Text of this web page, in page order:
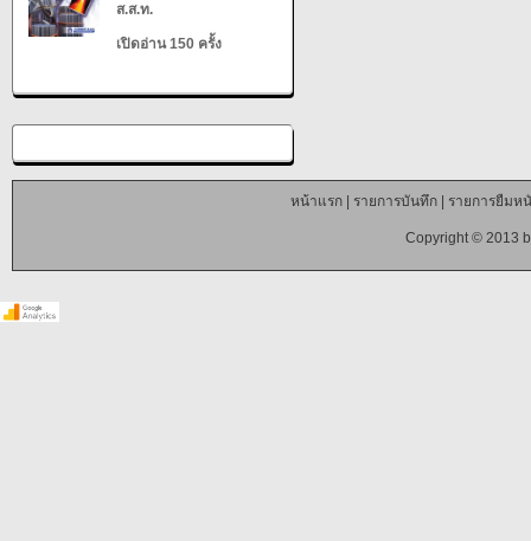
ส.ส.ท.
เปิดอ่าน 150 ครั้ง
หน้าแรก| รายการบันทึก| รายการยืมห
Copyright © 2013